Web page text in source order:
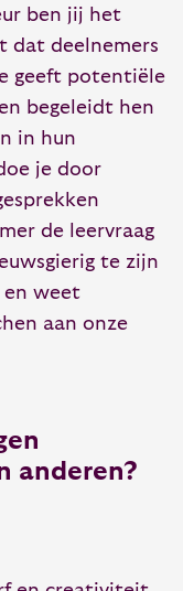
ben jij het
dat deelnemers
geeft potentiële
begeleidt hen
in hun
je door
de leervraag
te zijn
en weet
aan onze
anderen?